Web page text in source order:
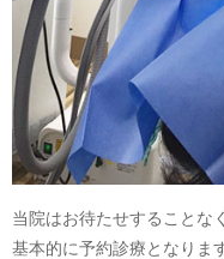
当院はお待たせすることな
基本的に予約診療となりま